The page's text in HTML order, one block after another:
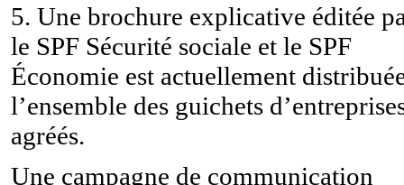
5. Une brochure explicative éditée
le SPF Sécurité sociale et le SPF
Économie est actuellement
l’ensemble des guichets
agréés.
Une campagne de communication